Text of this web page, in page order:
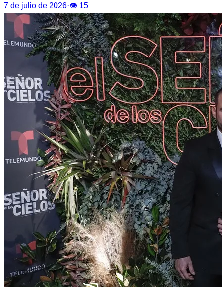
7 de julio de 2026·👁 15